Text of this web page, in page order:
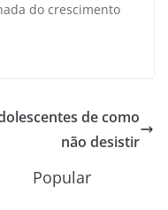
do crescimento
de como
não desistir
Popular